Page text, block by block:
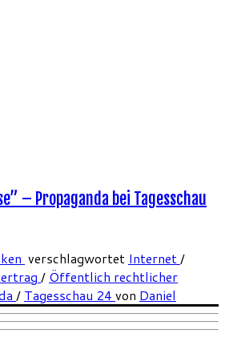
– Propaganda bei Tagesschau
verschlagwortet Internet/
/ Öffentlich rechtlicher
/ Tagesschau 24 von Daniel